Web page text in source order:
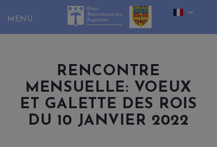
content
RENCONTRE
MENSUELLE: VOEUX
ET GALETTE DES ROIS
DU 10 JANVIER 2022